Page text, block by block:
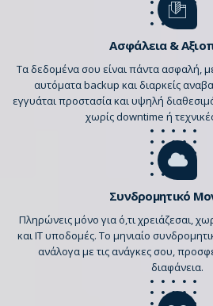
Ασφάλεια &
Τα δεδομένα σου είναι πάντα ασφαλή,
αυτόματα backup και διαρκείς
εγγυάται προστασία και υψηλή
χωρίς downtime ή
Συνδρομητικό
Πληρώνεις μόνο για ό,τι χρειάζεσαι,
και IT υποδομές. Το μηνιαίο
ανάλογα με τις ανάγκες σου,
διαφάνεια.